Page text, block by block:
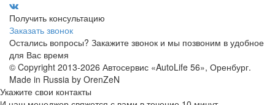
Получить консультацию
Заказать звонок
Остались вопросы? Закажите звонок и мы позвоним в удобное
для Вас время
© Copyright 2013-2026 Автосервис «AutoLife 56», Оренбург.
Made in Russia by OrenZeN
Укажите свои контакты